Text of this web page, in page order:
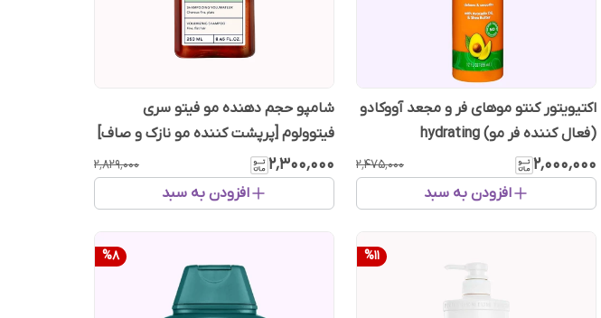
اکتیویتور کنتو موهای فر و مجعد آووکادو
(فعال کننده فر مو) hydrating
۲٬۰۰۰٬۰۰۰ ۲٬۴۷۵٬۰۰۰
افزودن به سبد
شامپو حجم دهنده مو فیتو سری
فیتوولوم [پرپشت کننده مو نازک و صاف]
۲٬۳۰۰٬۰۰۰ ۲٬۸۲۹٬۰۰۰
افزودن به سبد
%11
%8